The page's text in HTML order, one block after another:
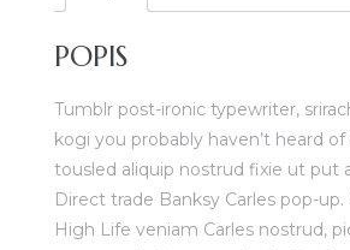
POPIS
Tumblr post-ironic typewriter,
kogi you probably haven’t heard
tousled aliquip nostrud fixie ut put
Direct trade Banksy Carles pop-
High Life veniam Carles nostrud,